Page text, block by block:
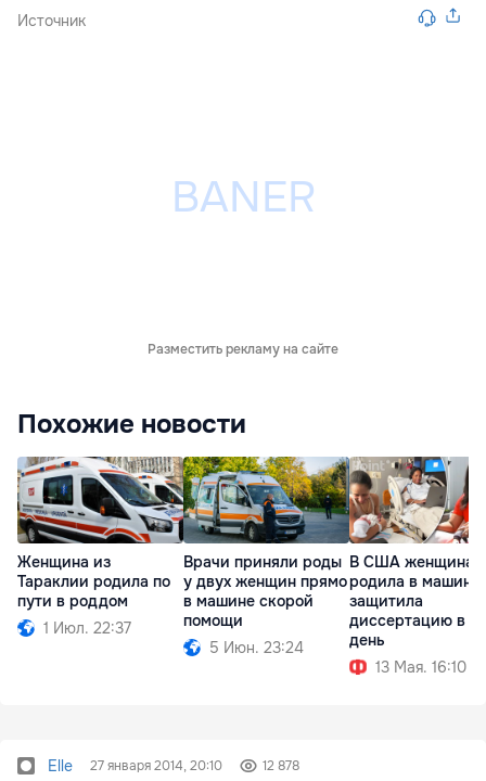
Источник
Разместить рекламу на сайте
Похожие новости
Женщина из
Тараклии родила по
пути в роддом
1 Июл. 22:37
Врачи приняли роды
у двух женщин прямо
в машине скорой
помощи
5 Июн. 23:24
В США женщина
родила в машине
защитила
диссертацию в
день
13 Мая. 16:10
Elle 27 января 2014, 20:10 12 878